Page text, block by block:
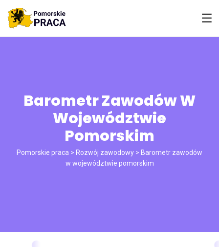
Barometr Zawodów W
Województwie
Pomorskim
Pomorskie praca > Rozwój zawodowy > Barometr zawodów
w województwie pomorskim